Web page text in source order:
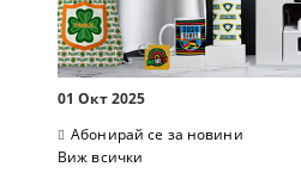
01 Окт 2025
Абонирай се за новини
Виж всички